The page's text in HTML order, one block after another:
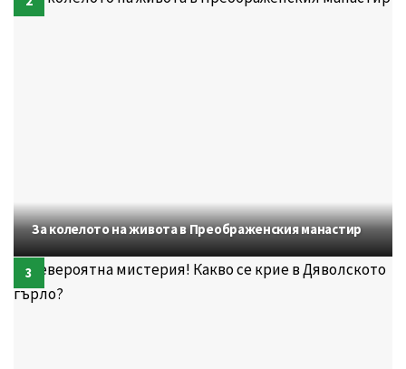
За колелото на живота в Преображенския манастир